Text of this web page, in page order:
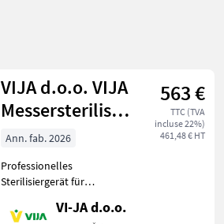
VIJA d.o.o. VIJA
Messersterilisator
SN 10
563 €
TTC (TVA
incluse 22%)
461,48 € HT
Ann. fab. 2026
Professionelles
Sterilisiergerät für
Zum Verkauf steht ein
VI-JA d.o.o.